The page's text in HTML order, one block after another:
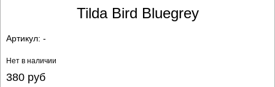
Tilda Bird Bluegrey
Артикул: -
Нет в наличии
380руб